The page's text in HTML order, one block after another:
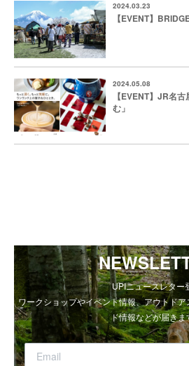
2024.03.23
【EVENT】
2024.05.08
【EVENT】JR名
む」
UPIニュースレター
ワークショップやイベント情報、アウトド
ド情報などが届きま